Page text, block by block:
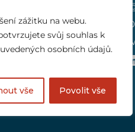
zážitku na webu.
svůj souhlas k
osobních údajů.
vše Povolit vše